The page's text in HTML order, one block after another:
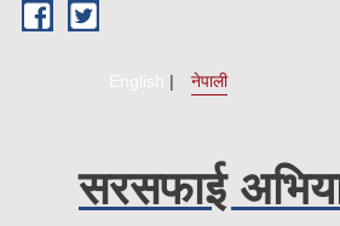
Skip to main content
English नेपाली
सरसफाई